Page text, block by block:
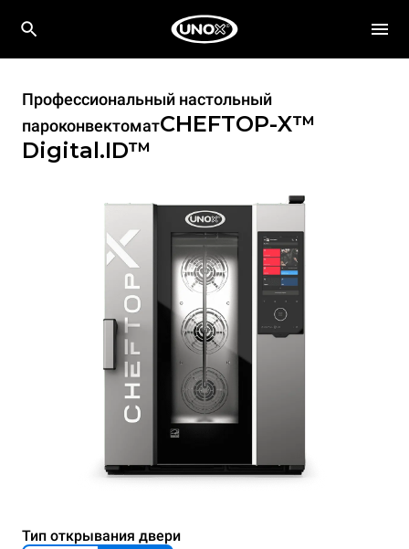
Профессиональный настольный
пароконвектоматCHEFTOP-X™
Digital.ID™
Тип открывания двери